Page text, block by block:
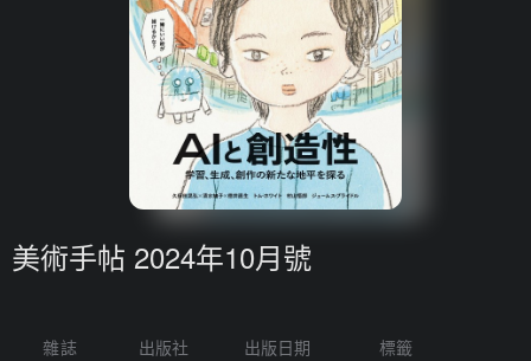
美術手帖 2024年10月號
雜誌 出版社 出版日期 標籤